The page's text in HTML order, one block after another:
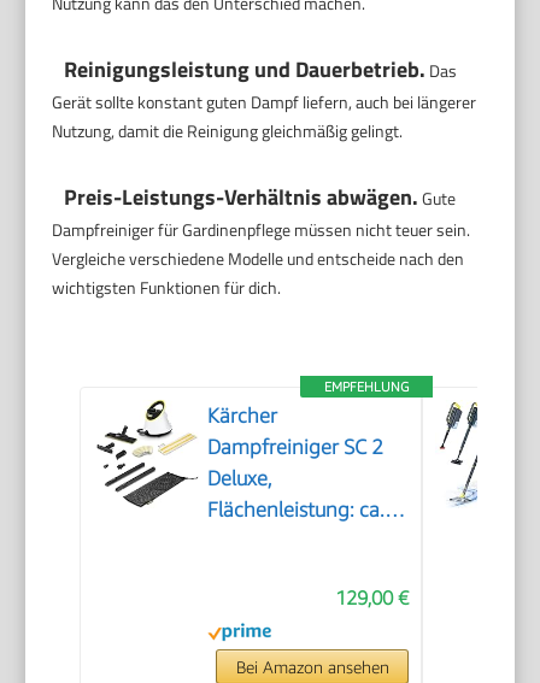
Reinigungsleistung und Dauerbetrieb. Das
Gerät sollte konstant guten Dampf liefern, auch bei längerer
Nutzung, damit die Reinigung gleichmäßig gelingt.
Preis-Leistungs-Verhältnis abwägen.Gute
Dampfreiniger für Gardinenpflege müssen nicht teuer sein.
Vergleiche verschiedene Modelle und entscheide nach den
wichtigsten Funktionen für dich.
EMPFEHLUNG
Kärcher
Dampfreiniger SC 2
Deluxe,
Flächenleistung: ca.
bar, Aufheizzeit: 6,5
min., Heizleistung:
1.500 W, mit
129,00 €
Bei Amazon ansehen